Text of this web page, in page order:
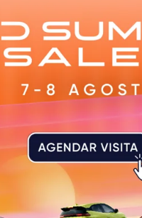
da cidade,
da Sociedade
o cartaz incluiu a
Saxophone
de lotação de cada